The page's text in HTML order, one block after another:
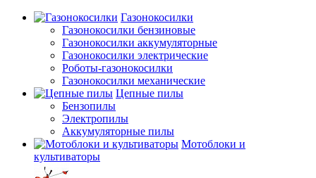
Газонокосилки
Газонокосилки бензиновые
Газонокосилки аккумуляторные
Газонокосилки электрические
Роботы-газонокосилки
Газонокосилки механические
Цепные пилы
Бензопилы
Электропилы
Аккумуляторные пилы
Мотоблоки и
культиваторы